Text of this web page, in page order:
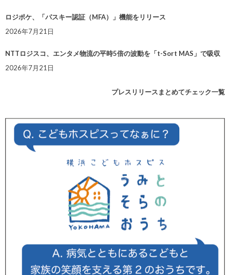
ロジポケ、「パスキー認証（MFA）」機能をリリース
2026年7月21日
NTTロジスコ、エンタメ物流の平時5倍の波動を「t-Sort MAS」で吸収
2026年7月21日
プレスリリースまとめてチェック一覧